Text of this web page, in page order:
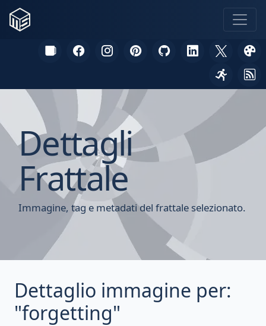
Dettagli
Frattale
Immagine, tag e metadati del frattale selezionato.
Dettaglio immagine per:
"forgetting"